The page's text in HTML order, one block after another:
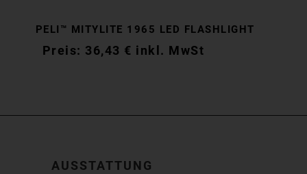
PELI™ MITYLITE 1965 LED FLASHLIGHT
36,43 € inkl. MwSt
AUSSTATTUNG